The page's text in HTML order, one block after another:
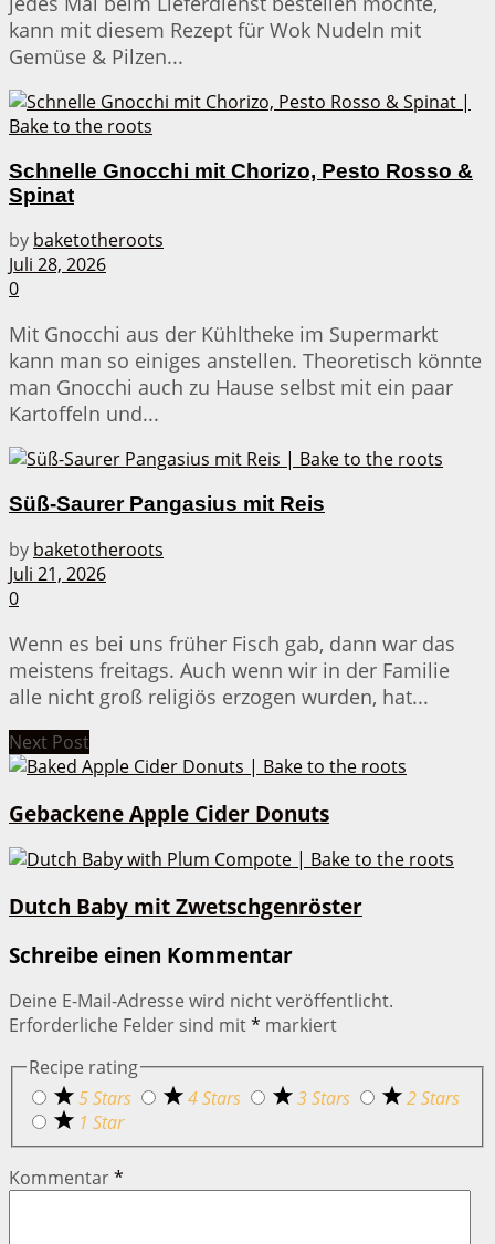
kann mit diesem Rezept für Wok Nudeln mit
Gemüse & Pilzen...
Schnelle Gnocchi mit Chorizo, Pesto Rosso &
Spinat
by baketotheroots
Juli 28, 2026
0
Mit Gnocchi aus der Kühltheke im Supermarkt
kann man so einiges anstellen. Theoretisch könnte
man Gnocchi auch zu Hause selbst mit ein paar
Kartoffeln und...
Süß-Saurer Pangasius mit Reis
by baketotheroots
Juli 21, 2026
0
Wenn es bei uns früher Fisch gab, dann war das
meistens freitags. Auch wenn wir in der Familie
alle nicht groß religiös erzogen wurden, hat...
Next Post
Gebackene Apple Cider Donuts
Dutch Baby mit Zwetschgenröster
Schreibe einen Kommentar
Deine E-Mail-Adresse wird nicht veröffentlicht.
Erforderliche Felder sind mit* markiert
Recipe rating
5 Stars
4 Stars 3 Stars
2 Stars
1 Star
Kommentar*